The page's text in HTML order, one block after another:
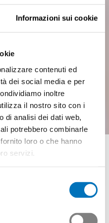
Informazioni sui cookie
contenuti ed
dei social media e per
inoltre
il nostro sito con i
di analisi dei dati web,
potrebbero combinarle
loro o che hanno
servizi.